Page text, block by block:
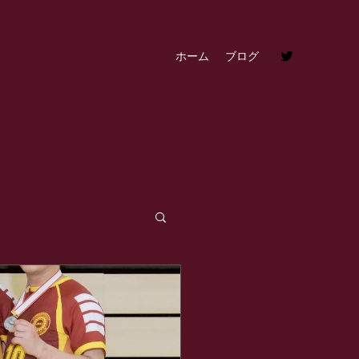
ホーム ブログ